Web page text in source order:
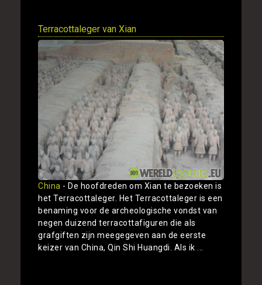
Terracottaleger van Xian
China - De hoofdreden om Xian te bezoeken is
het Terracottaleger. Het Terracottaleger is een
benaming voor de archeologische vondst van
negen duizend terracottafiguren die als
grafgiften zijn meegegeven aan de eerste
keizer van China, Qin Shi Huangdi. Als ik ...